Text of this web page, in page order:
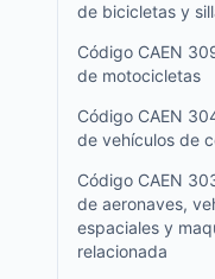
de bicicletas y
Código CAEN
de motocicletas
Código CAEN
de vehículos de
Código CAEN
de aeronaves,
espaciales y
relacionada